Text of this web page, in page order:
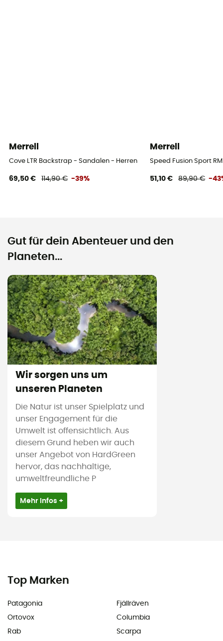
Merrell
Cove LTR Backstrap - Sandalen - Herren
69,50 € 114,90 € -39%
Merrell
Speed Fusion Sport
51,10 € 89,90 € -
Gut für dein Abenteuer und den
Planeten...
Wir sorgen uns um
unseren Planeten
Die Natur ist unser Spielplatz und
unser Engagement für die
Umwelt ist offensichtlich. Aus
diesem Grund heben wir auch
unser Angebot von HardGreen
hervor, das nachhaltige,
umweltfreundliche P
Mehr Infos +
Top Marken
Patagonia
Ortovox
Rab
Fjällräven
Columbia
Scarpa